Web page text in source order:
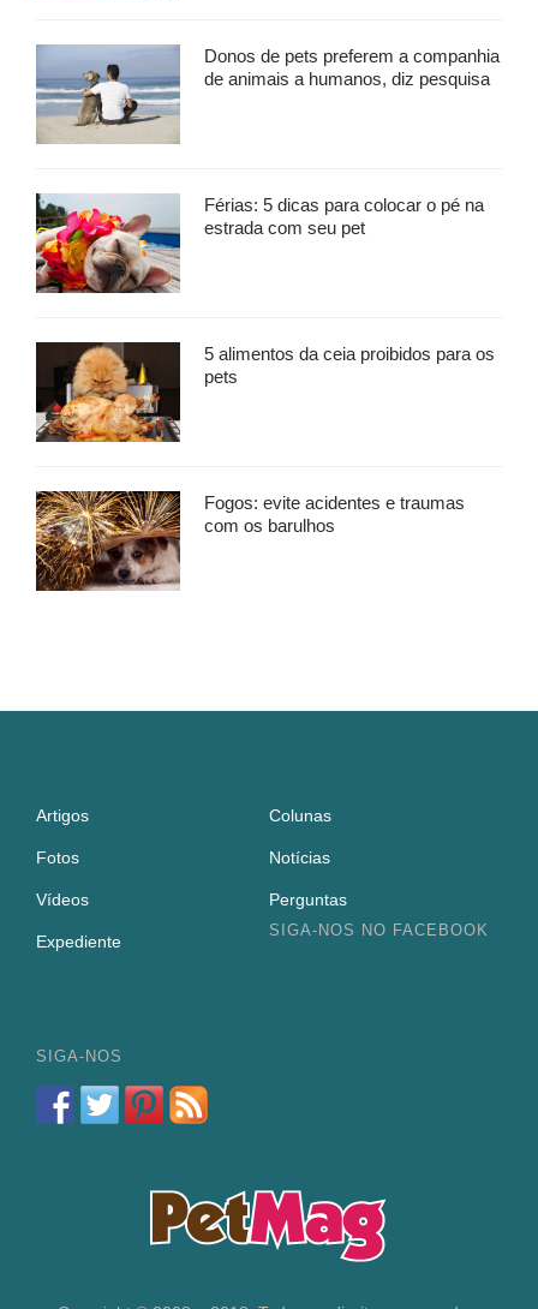
Donos de pets preferem a companhia
de animais a humanos, diz pesquisa
Férias: 5 dicas para colocar o pé na
estrada com seu pet
5 alimentos da ceia proibidos para os
pets
Fogos: evite acidentes e traumas
com os barulhos
Artigos Colunas
Fotos Notícias
Vídeos Perguntas
Expediente
SIGA-NOS NO FACEBOOK
SIGA-NOS